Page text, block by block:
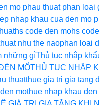
mo phau thuat phan loai
nhap khau cua den mo
hs code den mohs
nhu the naophan loai
những gìThủ tục nhập
MỔTHỦ TỤC NHẬP
thuatthue gia tri gia tang
mothue nhap khau